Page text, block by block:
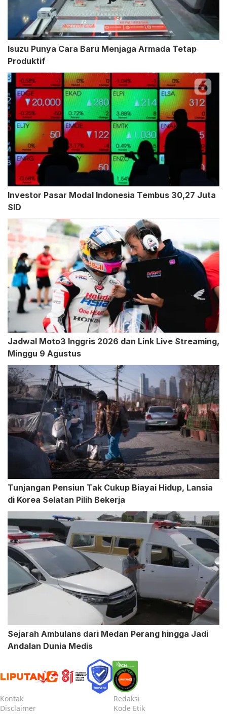
Isuzu Punya Cara Baru Menjaga Armada Tetap
Produktif
Investor Pasar Modal Indonesia Tembus 30,27 Juta
SID
Jadwal Moto3 Inggris 2026 dan Link Live Streaming,
Minggu 9 Agustus
Tunjangan Pensiun Tak Cukup Biayai Hidup, Lansia
di Korea Selatan Pilih Bekerja
Sejarah Ambulans dari Medan Perang hingga Jadi
Andalan Dunia Medis
Kontak
Redaksi
Disclaimer
Kode Etik